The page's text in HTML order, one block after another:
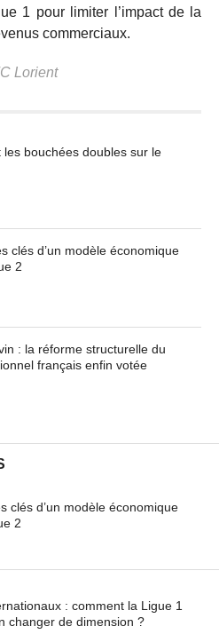
1 pour limiter l’impact de la
commerciaux.
Lorient
les bouchées doubles sur le
clés d’un modèle économique
2
: la réforme structurelle du
français enfin votée
clés d’un modèle économique
2
: comment la Ligue 1
changer de dimension ?